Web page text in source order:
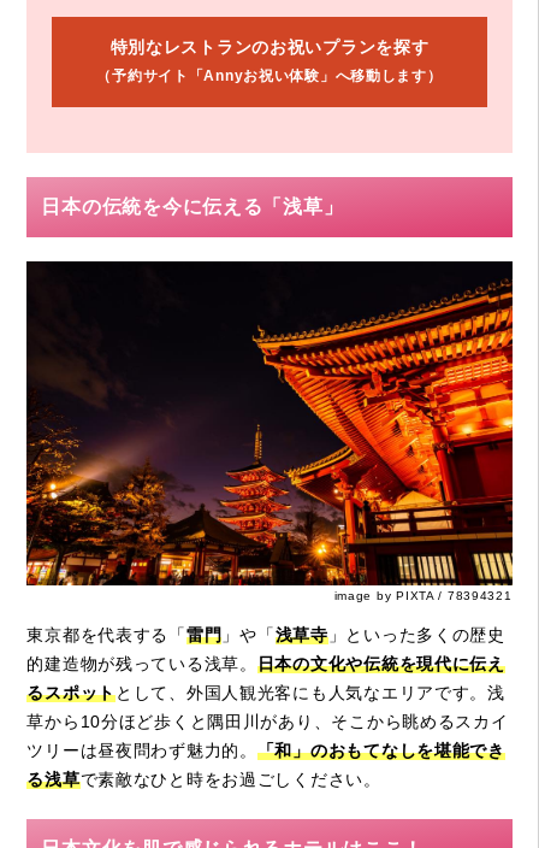
特別なレストランのお祝いプランを探す
（予約サイト「Annyお祝い体験」へ移動します）
日本の伝統を今に伝える「浅草」
image by PIXTA / 78394321
東京都を代表する「雷門 」や「浅草寺」といった多くの歴史
的建造物が残っている浅草。 日本の文化や伝統を現代に伝え
るスポットとして、外国人観光客にも人気なエリアです。浅
草から10分ほど歩くと隅田川があり、そこから眺めるスカイ
ツリーは昼夜問わず魅力的。 「和」のおもてなしを堪能でき
る浅草で素敵なひと時をお過ごしください。